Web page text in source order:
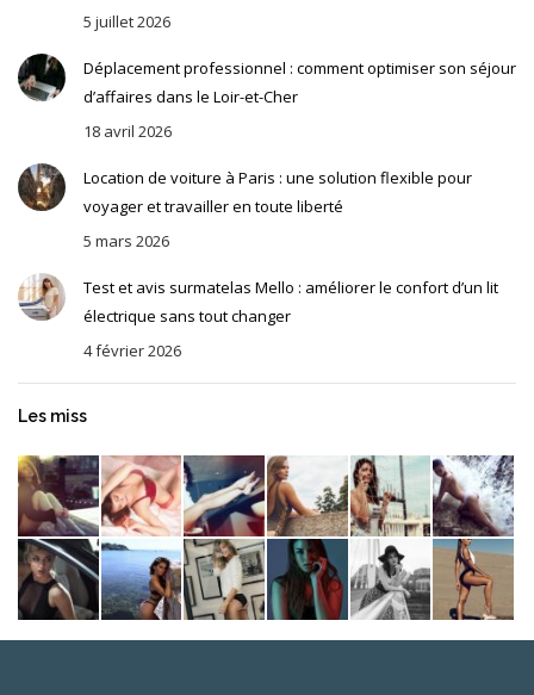
5 juillet 2026
Déplacement professionnel : comment optimiser son séjour
d’affaires dans le Loir-et-Cher
18 avril 2026
Location de voiture à Paris : une solution flexible pour
voyager et travailler en toute liberté
5 mars 2026
Test et avis surmatelas Mello : améliorer le confort d’un lit
électrique sans tout changer
4 février 2026
Les miss